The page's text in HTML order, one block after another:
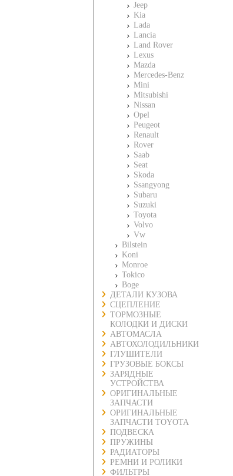
Jeep
Kia
Lada
Lancia
Land Rover
Lexus
Mazda
Mercedes-Benz
Mini
Mitsubishi
Nissan
Opel
Peugeot
Renault
Rover
Saab
Seat
Skoda
Ssangyong
Subaru
Suzuki
Toyota
Volvo
Vw
Bilstein
Koni
Monroe
Tokico
Boge
ДЕТАЛИ КУЗОВА
СЦЕПЛЕНИЕ
ТОРМОЗНЫЕ
КОЛОДКИ И ДИСКИ
АВТОМАСЛА
АВТОХОЛОДИЛЬНИКИ
ГЛУШИТЕЛИ
ГРУЗОВЫЕ БОКСЫ
ЗАРЯДНЫЕ
УСТРОЙСТВА
ОРИГИНАЛЬНЫЕ
ЗАПЧАСТИ
ОРИГИНАЛЬНЫЕ
ЗАПЧАСТИ TOYOTA
ПОДВЕСКА
ПРУЖИНЫ
РАДИАТОРЫ
РЕМНИ И РОЛИКИ
ФИЛЬТРЫ